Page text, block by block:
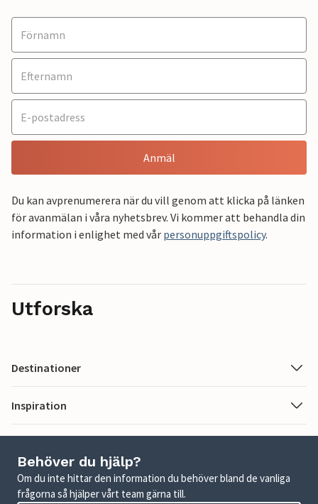
Anmäl
Du kan avprenumerera när du vill genom att klicka på länken
för avanmälan i våra nyhetsbrev. Vi kommer att behandla din
information i enlighet med vår personuppgiftspolicy.
Utforska
Destinationer
Inspiration
Behöver du hjälp?
Om du inte hittar den information du behöver bland de vanliga
frågorna så hjälper vårt team gärna till.